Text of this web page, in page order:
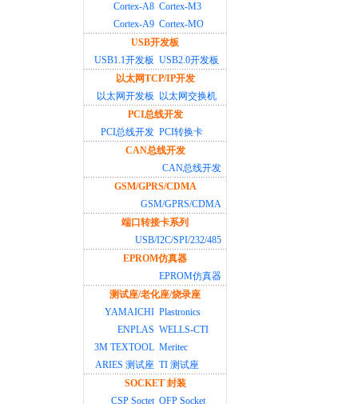
Cortex-A8 Cortex-M3
Cortex-A9 Cortex-MO
USB开发板
USB1.1开发板 USB2.0开发板
以太网TCP/IP开发
以太网开发板
以太网交换机
PCI总线开发
PCI总线开发 PCI转换卡
CAN总线开发
CAN总线开发
GSM/GPRS/CDMA
GSM/GPRS/CDMA
端口转接卡系列
USB/I2C/SPI/232/485
EPROM仿真器
EPROM仿真器
测试座/老化座/烧录座
YAMAICHI Plastronics
ENPLAS WELLS-CTI
3M TEXTOOL Meritec
ARIES 测试座 TI 测试座
SOCKET 封装
CSP Soctet QFP Socket